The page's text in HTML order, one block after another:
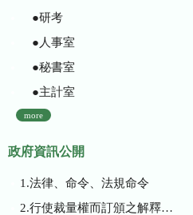
●研考
●人事室
●秘書室
●主計室
more
政府資訊公開
1.法律、命令、法規命令
2.行使裁量權而訂頒之解釋性規定及裁量基準